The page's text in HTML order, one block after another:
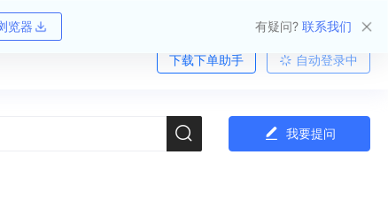
览器 有疑问? 联系我们
下载下单助手 自动登录中
我要提问